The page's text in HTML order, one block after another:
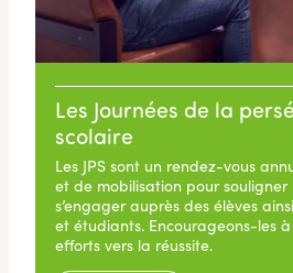
Les Journées de la
scolaire
Les JPS sont un rendez-vous
et de mobilisation pour souligner
s’engager auprès des élèves
et étudiants. Encourageons-les
efforts vers la réussite.